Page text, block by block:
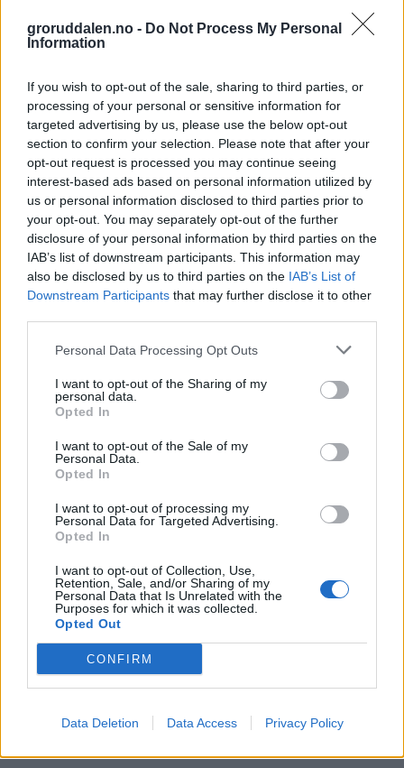
groruddalen.no - Do Not Process My Personal
Information
If you wish to opt-out of the sale, sharing to third parties, or
processing of your personal or sensitive information for
targeted advertising by us, please use the below opt-out
section to confirm your selection. Please note that after your
opt-out request is processed you may continue seeing
interest-based ads based on personal information utilized by
us or personal information disclosed to third parties prior to
your opt-out. You may separately opt-out of the further
disclosure of your personal information by third parties on the
IAB’s list of downstream participants. This information may
also be disclosed by us to third parties on the IAB’s List of
Downstream Participants that may further disclose it to other
Personal Data Processing Opt Outs
I want to opt-out of the Sharing of my
personal data.
Opted In
I want to opt-out of the Sale of my
Personal Data.
Opted In
I want to opt-out of processing my
Personal Data for Targeted Advertising.
Opted In
I want to opt-out of Collection, Use,
Retention, Sale, and/or Sharing of my
Personal Data that Is Unrelated with the
Purposes for which it was collected.
Opted Out
CONFIRM
Data Deletion Data Access Privacy Policy
Valg 2017:
Oslopakke 3
Abonnement
Logg inn
Kontakt
Trondheimsveien 459
0962 Oslo
Åpningstider
Sentralbord mandag-fredag 08.30-16.30
Telefon22 91 88 20
Hjalmar Kielland jr.
Send e-post